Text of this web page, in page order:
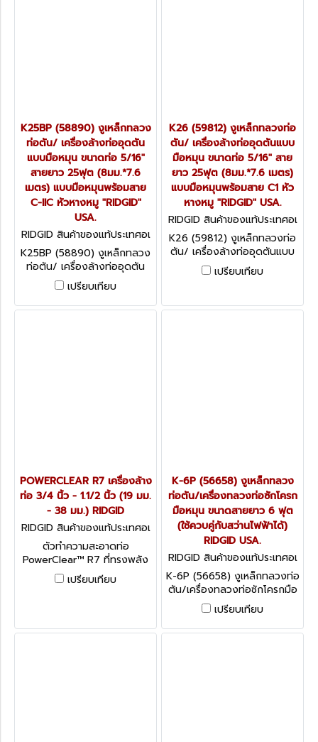
K25BP (58890) งูเหล็กทลวง
ท่อตัน/ เครื่องล้างท่ออุดตัน
แบบมือหมุน ขนาดท่อ 5/16"
สายยาว 25ฟุต (8มม.*7.6
เมตร) แบบมือหมุนพร้อมสาย
C-IIC หัวหางหมู "RIDGID"
USA.
RIDGID สินค้าของแท้ประเทศอเ
มริกา K-25-BP (58890)
K25BP (58890) งูเหล็กทลวง
ท่อตัน/ เครื่องล้างท่ออุดตัน
แบบมือหมุน ขนาดท่อ 5/16"
สายยาว 25ฟุต (8มม.*7.6
เมตร) แบบมือหมุนพร้อมสาย
เปรียบเทียบ
K26 (59812) งูเหล็กทลวงท่อ
ตัน/ เครื่องล้างท่ออุดตันแบบ
มือหมุน ขนาดท่อ 5/16" สาย
ยาว 25ฟุต (8มม.*7.6 เมตร)
แบบมือหมุนพร้อมสาย C1 หัว
หางหมู "RIDGID" USA.
RIDGID สินค้าของแท้ประเทศอเ
มริกา K-26 (59812)
K26 (59812) งูเหล็กทลวงท่อ
ตัน/ เครื่องล้างท่ออุดตันแบบ
มือหมุน ขนาดท่อ 5/16" สาย
ยาว 25ฟุต (8มม.*7.6 เมตร)
หางหมู "RIDGID" USA.
เปรียบเทียบ
POWERCLEAR R7 เครื่องล้าง
ท่อ 3/4 นิ้ว - 1.1/2 นิ้ว (19 มม.
- 38 มม.) RIDGID
RIDGID สินค้าของแท้ประเทศอเ
มริกา POWERCLEAR R7
ตัวทำความสะอาดท่อ
PowerClear™ R7 ที่ทรงพลัง
ขนาดกะทัดรัดและใช้งานได้หลาก
หลายรูปแบบ ช่วยทำความ
ตั้งแต่เส้นผ่าศูนย์กลาง 3/4 นิ้ว
เปรียบเทียบ
K-6P (56658) งูเหล็กทลวง
ท่อตัน/เครื่องทลวงท่อซักโครก
มือหมุน ขนาดสายยาว 6 ฟุต
(ใช้ควบคู่กับสว่านไฟฟ้าได้)
RIDGID USA.
RIDGID สินค้าของแท้ประเทศอเ
มริกา K-6P
K-6P (56658) งูเหล็กทลวงท่อ
ตัน/เครื่องทลวงท่อซักโครกมือ
หมุน ขนาดสายยาว 6 ฟุต (ใช้
ควบคู่กับสว่านไฟฟ้าได้) RIDGID
USA.
เปรียบเทียบ